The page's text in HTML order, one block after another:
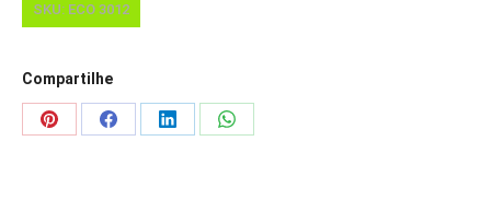
SKU: ECO 3012
Compartilhe
Share
Share
Share
Share